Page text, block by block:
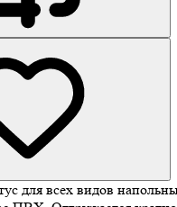
для всех видов